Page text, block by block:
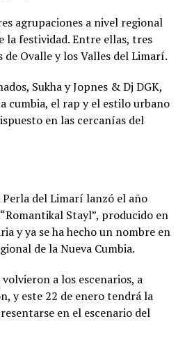
agrupaciones a nivel regional
la festividad. Entre ellas, tres
Ovalle y los Valles del Limarí.
Sukha y Jopnes & Dj DGK,
cumbia, el rap y el estilo urbano
en las cercanías del
del Limarí lanzó el año
Stayl”, producido en
y ya se ha hecho un nombre en
de la Nueva Cumbia.
a los escenarios, a
y este 22 de enero tendrá la
en el escenario del